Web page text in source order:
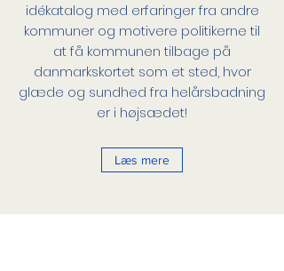
idékatalog med erfaringer fra andre
kommuner og motivere politikerne til
at få kommunen tilbage på
danmarkskortet som et sted, hvor
glæde og sundhed fra helårsbadning
er i højsædet!
Læs mere